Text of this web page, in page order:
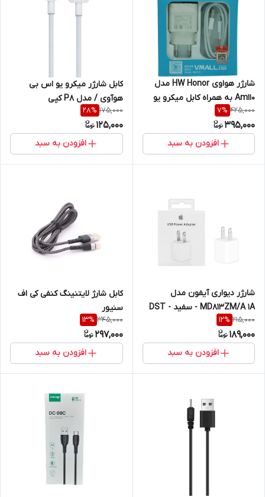
شارژر هواوی HW Honor مدل
Am110 به همراه کابل میکرو یو
اس بی
425,000
7%
395,000
افزودن به سبد
کابل شارژر میکرو یو اس بی
هوآوی / مدل P8 کپی
175,000
28%
125,000
افزودن به سبد
شارژر دیواری آیفون مدل
MD813ZM/A 1A - سفید - DST
(گارانتی شش ماهه)
215,000
12%
189,000
افزودن به سبد
کابل شارژ لایتنینگ کنفی کی اف
سنیور
345,000
13%
297,000
افزودن به سبد